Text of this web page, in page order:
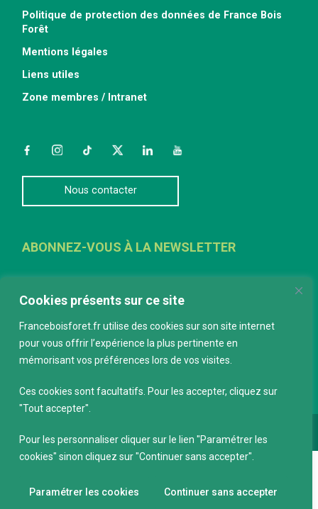
Cookies présents sur ce site
Franceboisforet.fr utilise des cookies sur son site internet
pour vous offrir l’expérience la plus pertinente en
mémorisant vos préférences lors de vos visites.
Ces cookies sont facultatifs. Pour les accepter, cliquez sur
"Tout accepter".
Pour les personnaliser cliquer sur le lien "Paramétrer les
cookies" sinon cliquez sur "Continuer sans accepter".
Paramétrer les cookies Continuer sans accepter
Politique de protection des données de France Bois
Forêt
Mentions légales
Liens utiles
Zone membres / Intranet
FacebookInstagramTikTokTwitterLinkedInYouTube
Nous contacter
ABONNEZ-VOUS À LA NEWSLETTER